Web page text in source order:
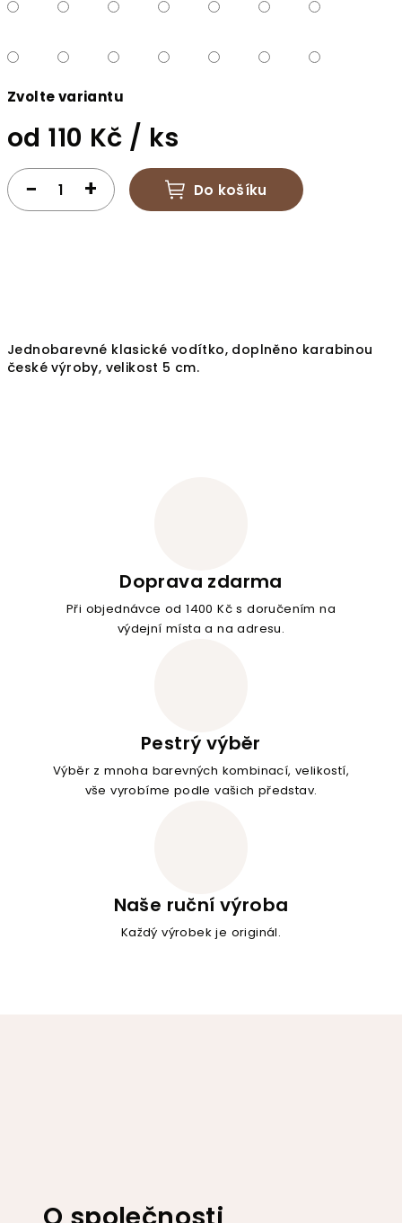
od 110 Kč / ks
cena:
Zvolte variantu
+
− Do košíku
Doprava zdarma
Při objednávce od 1400 Kč s doručením na
výdejní místa a na adresu.
Pestrý výběr
Výběr z mnoha barevných kombinací, velikostí,
vše vyrobíme podle vašich představ.
Naše ruční výroba
Každý výrobek je originál.
Jednobarevné klasické vodítko, doplněno karabinou
české výroby, velikost 5 cm.